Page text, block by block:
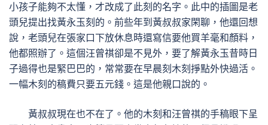
小孩子能夠不太懂，才改成了此刻的名字。此中的插圖是老
頭兒提出找黃永玉刻的。前些年到黃叔叔家閑聊，他還回想
說，老頭兒在張家口下放休息時還寫信要他買羊毫和顏料，
他都照辦了。這個汪曾祺卻是不見外，要了解黃永玉昔時日
子過得也是緊巴巴的，常常要在早晨刻木刻掙點外快過活。
一幅木刻的稿費只要五元錢。這是他親口說的。
黃叔叔現在也不在了。他的木刻和汪曾祺的手稿眼下呈